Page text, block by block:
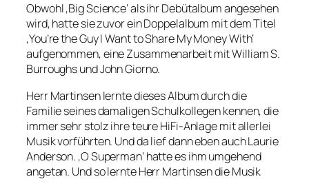
Obwohl ‚Big Science‘ als ihr Debütalbum angesehen
wird, hatte sie zuvor ein Doppelalbum mit dem Titel
‚You’re the Guy I Want to Share My Money With‘
aufgenommen, eine Zusammenarbeit mit William S.
Burroughs und John Giorno.
Herr Martinsen lernte dieses Album durch die
Familie seines damaligen Schulkollegen kennen, die
immer sehr stolz ihre teure HiFi-Anlage mit allerlei
Musik vorführten. Und da lief dann eben auch Laurie
Anderson. ‚O Superman‘ hatte es ihm umgehend
angetan. Und so lernte Herr Martinsen die Musik